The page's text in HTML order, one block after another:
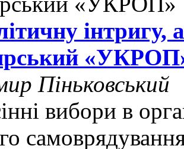
інтригу,
Піньковський